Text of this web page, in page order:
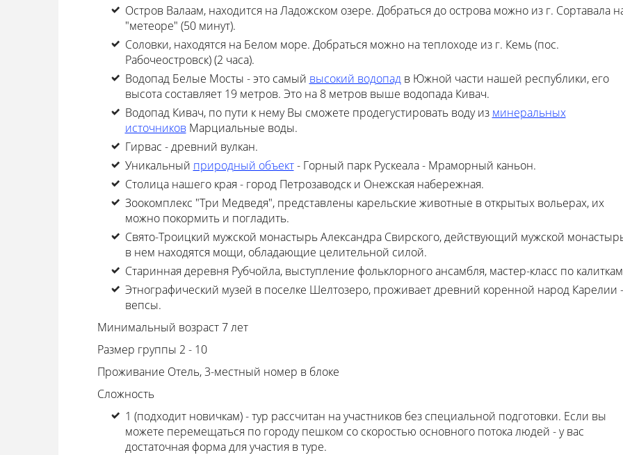
Остров Валаам, находится на Ладожском озере. Добраться до острова можно из г. Сортавала
"метеоре" (50 минут).
Соловки, находятся на Белом море. Добраться можно на теплоходе из г. Кемь (пос.
Рабочеостровск) (2 часа).
Водопад Белые Мосты - это самый высокий водопадв Южной части нашей республики, его
высота составляет 19 метров. Это на 8 метров выше водопада Кивач.
Водопад Кивач, по пути к нему Вы сможете продегустировать воду из минеральных
источниковМарциальные воды.
Гирвас - древний вулкан.
Уникальный природный объект- Горный парк Рускеала - Мраморный каньон.
Столица нашего края - город Петрозаводск и Онежская набережная.
Зоокомплекс "Три Медведя", представлены карельские животные в открытых вольерах, их
можно покормить и погладить.
Свято-Троицкий мужской монастырь Александра Свирского, действующий мужской
в нем находятся мощи, обладающие целительной силой.
Старинная деревня Рубчойла, выступление фольклорного ансамбля, мастер-класс по
Этнографический музей в поселке Шелтозеро, проживает древний коренной народ Карелии -
вепсы.
Минимальный возраст 7 лет
Размер группы 2 - 10
Проживание Отель, 3-местный номер в блоке
Сложность
1 (подходит новичкам) - тур рассчитан на участников без специальной подготовки. Если вы
можете перемещаться по городу пешком со скоростью основного потока людей - у вас
достаточная форма для участия в туре.